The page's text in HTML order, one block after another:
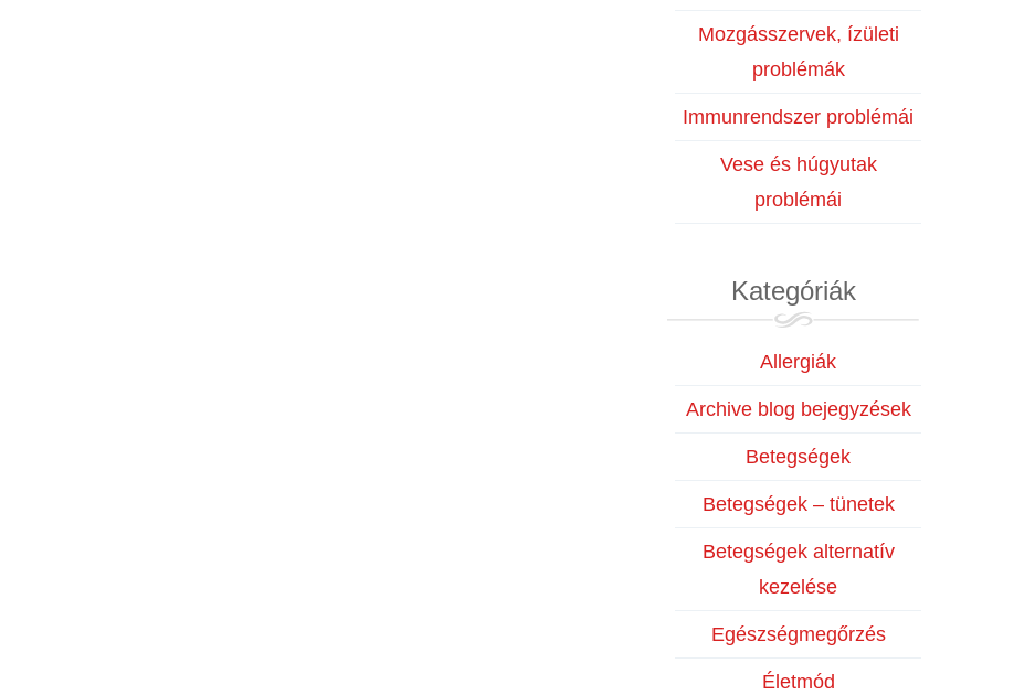
Mozgásszervek, ízületi
problémák
Immunrendszer problémái
Vese és húgyutak
problémái
Kategóriák
Allergiák
Archive blog bejegyzések
Betegségek
Betegségek – tünetek
Betegségek alternatív
kezelése
Egészségmegőrzés
Életmód